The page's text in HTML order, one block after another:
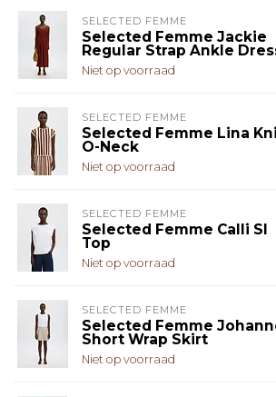
SELECTED FEMME
Selected Femme Jackie
Regular Strap Ankle
Niet op voorraad
SELECTED FEMME
Selected Femme Lina
O-Neck
Niet op voorraad
SELECTED FEMME
Selected Femme Calli Sl
Top
Niet op voorraad
SELECTED FEMME
Selected Femme
Short Wrap Skirt
Niet op voorraad